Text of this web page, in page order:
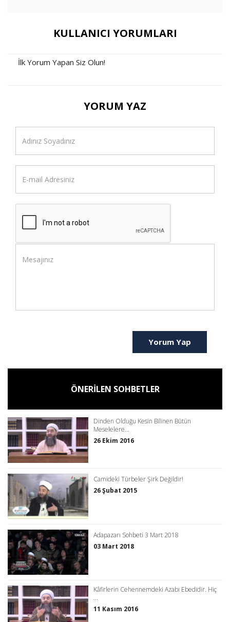
KULLANICI YORUMLARI
İlk Yorum Yapan Siz Olun!
YORUM YAZ
Yorum Yap
ÖNERİLEN SOHBETLER
Dinden Olduğu Kesin Bilinen Bütün
Meselelere...
26 Ekim 2016
Camideki Türbeler Şirk Değildir!
26 Şubat 2015
Adapazarı Sohbeti 3 Mart 2018
03 Mart 2018
Kâfirlerin Cehennemdeki Azabı Ebedidir. Hiç
...
11 Kasım 2016